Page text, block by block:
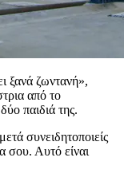
ξανά ζωντανή»,
από το
παιδιά της.
συνειδητοποιείς
σου. Αυτό είναι